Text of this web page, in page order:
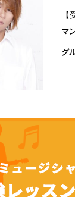
【
マ
グ